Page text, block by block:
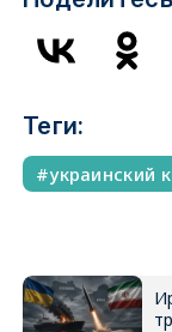
Теги:
украинский